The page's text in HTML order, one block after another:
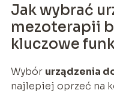
Jak wybrać
mezoterapii
kluczowe
Wybór urządzenia
najlepiej oprzeć na